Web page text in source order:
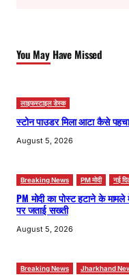
h
You May Have Missed
लाइफस्टाइल डेस्क
स्टोन पाउडर मिला आटा कैसे
August 5, 2026
Breaking News PM मोदी नई
PM मोदी का पोस्ट हटाने के
पर जताई सख्ती
August 5, 2026
Breaking News Jharkhand